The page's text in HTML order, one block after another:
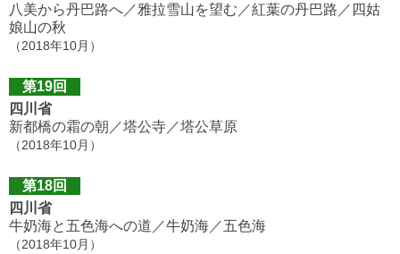
八美から丹巴路へ／雅拉雪山を望む／紅葉の丹巴路／四姑
娘山の秋
（2018年10月）
第19回
四川省
新都橋の霜の朝／塔公寺／塔公草原
（2018年10月）
第18回
四川省
牛奶海と五色海への道／牛奶海／五色海
（2018年10月）